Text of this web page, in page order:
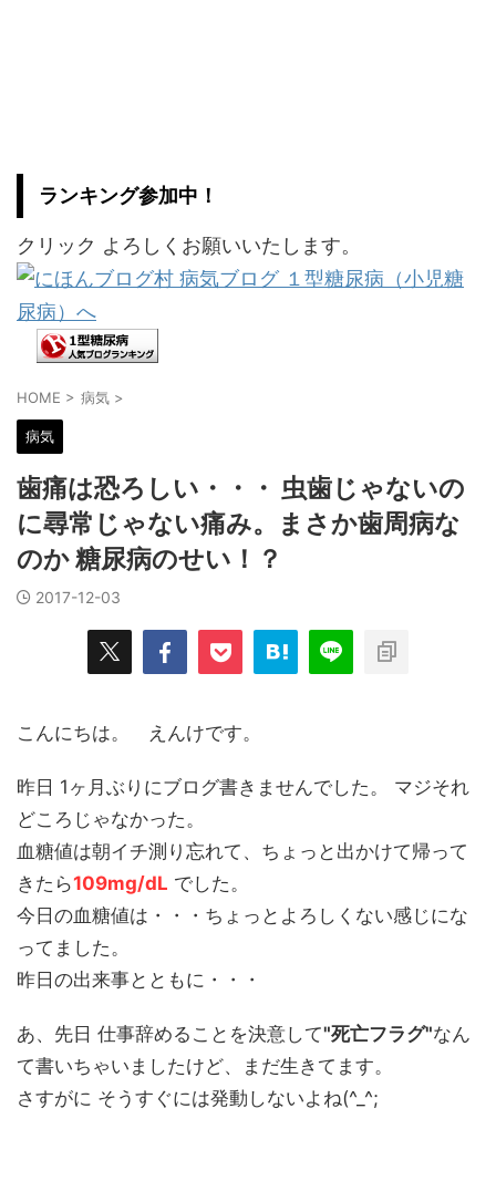
ランキング参加中！
クリック よろしくお願いいたします。
HOME > 病気 >
病気
歯痛は恐ろしい・・・ 虫歯じゃないの
に尋常じゃない痛み。まさか歯周病な
のか 糖尿病のせい！？
2017-12-03
こんにちは。 えんけです。
昨日 1ヶ月ぶりにブログ書きませんでした。 マジそれ
どころじゃなかった。
血糖値は朝イチ測り忘れて、ちょっと出かけて帰って
きたら109mg/dL でした。
今日の血糖値は・・・ちょっとよろしくない感じにな
ってました。
昨日の出来事とともに・・・
あ、先日 仕事辞めることを決意して"死亡フラグ"なん
て書いちゃいましたけど、まだ生きてます。
さすがに そうすぐには発動しないよね(^_^;